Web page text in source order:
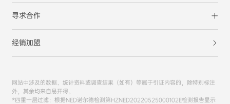
寻求合作
经销加盟
网站中涉及的数据、统计资料或调查结果（如有）等属于引证内容的，除特别标注
外，其余均来自易开得。
*四重十层过滤：根据NED诺尔德检测第HZNED20220525000102E检测报告显示